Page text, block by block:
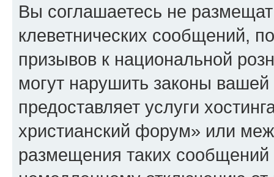
Вы соглашаетесь не
клеветнических сообщений,
призывов к национальной
могут нарушить законы
предоставляет услуги
христианский форум» или
размещения таких